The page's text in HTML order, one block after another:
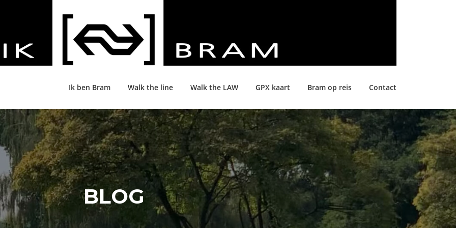
Ik ben Bram Walk the line Walk the LAW GPX kaart Bram op reis Contact
BLOG